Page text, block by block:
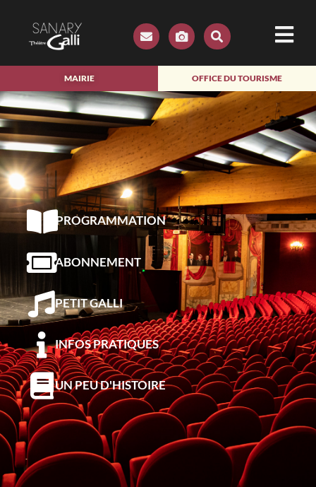
MAIRIE OFFICE DU TOURISME
PROGRAMMATION
ABONNEMENT
PETIT GALLI
INFOS PRATIQUES
UN PEU D'HISTOIRE